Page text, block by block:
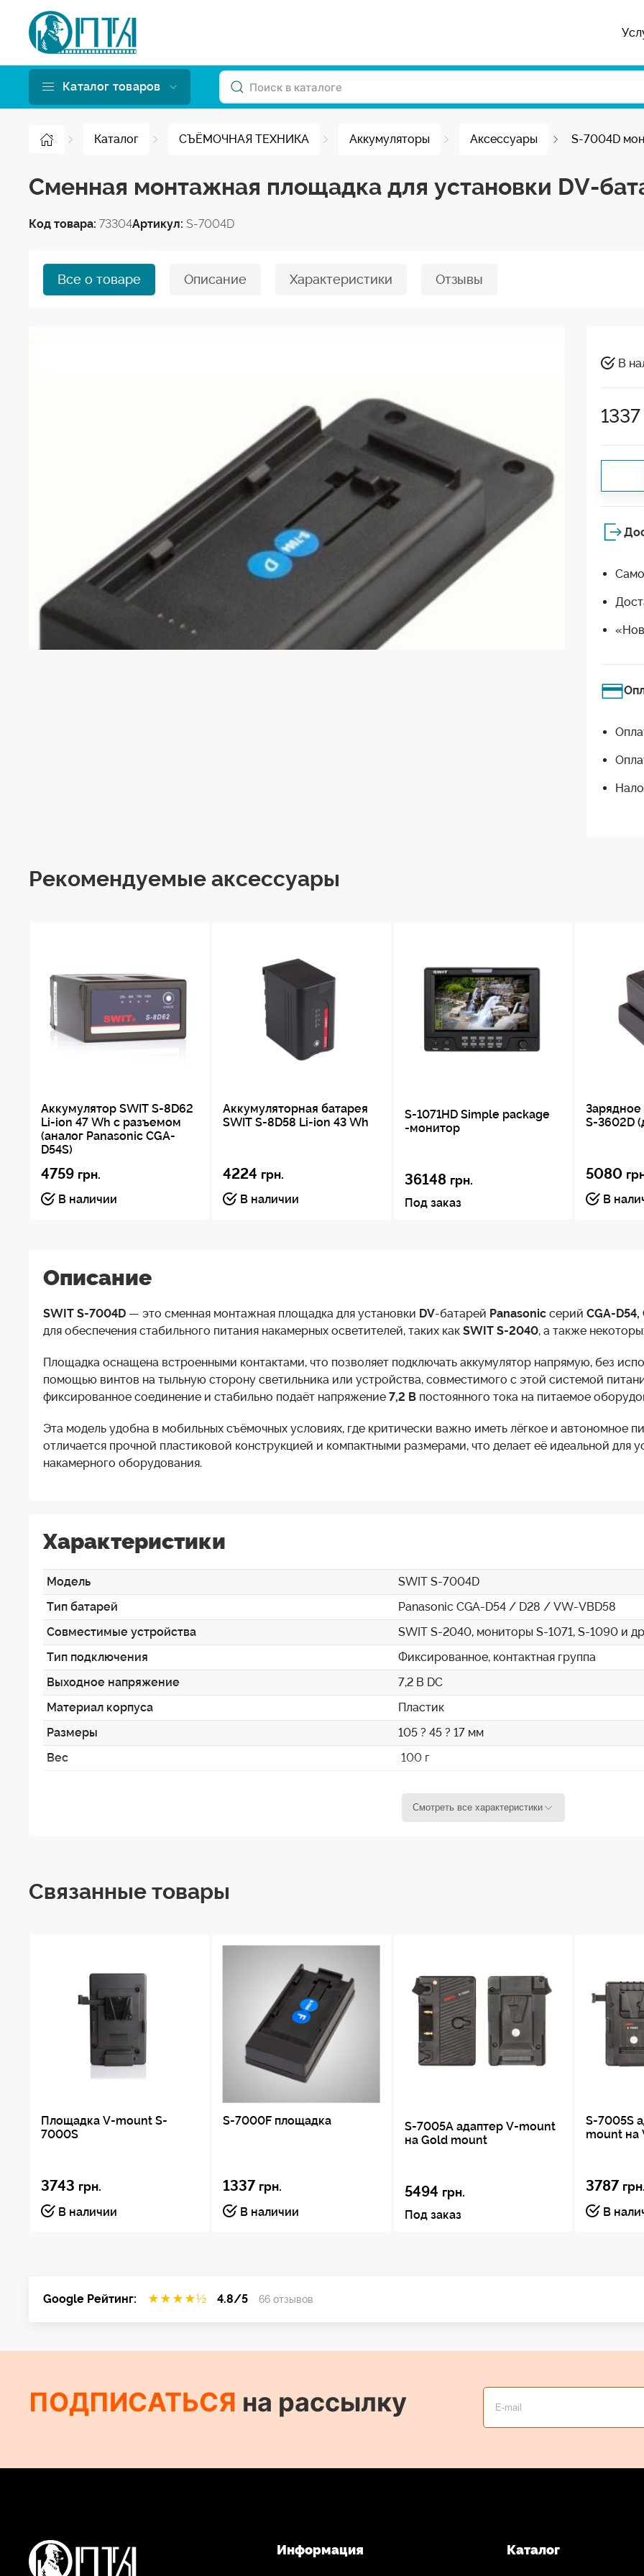
Каталог товаров
Каталог СЪЁМОЧНАЯ ТЕХНИКА Аккумуляторы Аксессуары S-7004D
Cменная монтажная площадка для установки DV-
Код товара: 73304Артикул: S-7004D
Все о товаре Описание Характеристики Отзывы
В
1337
Рекомендуемые аксессуары
Аккумулятор SWIT S-8D62
Li-ion 47 Wh с разъемом
(аналог Panasonic CGA-
D54S)
4759 грн.
В наличии
Аккумуляторная батарея
SWIT S-8D58 Li-ion 43 Wh
4224 грн.
В наличии
S-1071HD Simple package
-монитор
36148 грн.
Под заказ
Зарядное
S-3602D
5080
В
Описание
SWIT S-7004D — это сменная монтажная площадка для установки DV-батарей Panasonic серий CGA-
для обеспечения стабильного питания накамерных осветителей, таких как SWIT S-2040, а также
Площадка оснащена встроенными контактами, что позволяет подключать аккумулятор напрямую, без
помощью винтов на тыльную сторону светильника или устройства, совместимого с этой системой
фиксированное соединение и стабильно подаёт напряжение 7,2 В постоянного тока на питаемое
Эта модель удобна в мобильных съёмочных условиях, где критически важно иметь лёгкое и автономное
отличается прочной пластиковой конструкцией и компактными размерами, что делает её идеальной для
накамерного оборудования.
Характеристики
Модель
SWIT S-7004D
Тип батарей
Panasonic CGA-D54 / D28 / VW-VBD58
Совместимые устройства
SWIT S-2040, мониторы S-1071, S-1090 и
Тип подключения
Фиксированное, контактная группа
Выходное напряжение
7,2 В DC
Материал корпуса
Пластик
Размеры
105 ? 45 ? 17 мм
Вес
100 г
Смотреть все характеристики
Связанные товары
Площадка V-mount S-
7000S
3743 грн.
В наличии
S-7000F площадка
1337 грн.
В наличии
S-7005A адаптер V-mount
на Gold mount
5494 грн.
Под заказ
S-7005S
mount на
3787
В
Google Рейтинг: ★ ★ ★ ★½ 4.8/5 66 отзывов
ПОДПИСАТЬСЯ на рассылку
Информация Каталог